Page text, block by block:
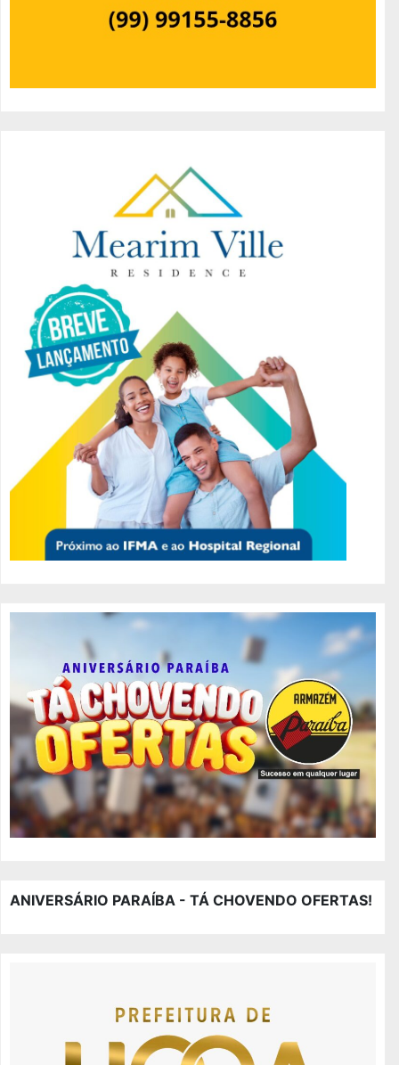
ANIVERSÁRIO PARAÍBA - TÁ CHOVENDO OFERTAS!